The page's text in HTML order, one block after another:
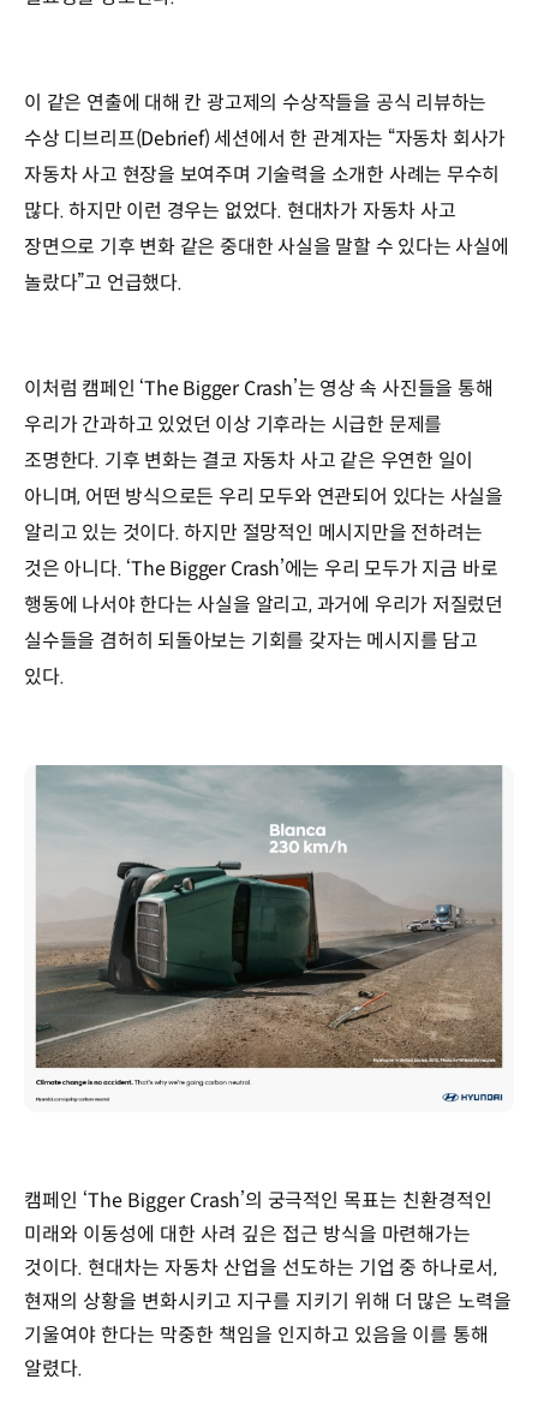
이 같은 연출에 대해 칸 광고제의 수상작들을 공식 리뷰하는
수상 디브리프(Debrief) 세션에서 한 관계자는 “자동차 회사가
자동차 사고 현장을 보여주며 기술력을 소개한 사례는 무수히
많다. 하지만 이런 경우는 없었다. 현대차가 자동차 사고
장면으로 기후 변화 같은 중대한 사실을 말할 수 있다는 사실에
놀랐다”고 언급했다.
이처럼 캠페인 ‘The Bigger Crash’는 영상 속 사진들을 통해
우리가 간과하고 있었던 이상 기후라는 시급한 문제를
조명한다. 기후 변화는 결코 자동차 사고 같은 우연한 일이
아니며, 어떤 방식으로든 우리 모두와 연관되어 있다는 사실을
알리고 있는 것이다. 하지만 절망적인 메시지만을 전하려는
것은 아니다. ‘The Bigger Crash’에는 우리 모두가 지금 바로
행동에 나서야 한다는 사실을 알리고, 과거에 우리가 저질렀던
실수들을 겸허히 되돌아보는 기회를 갖자는 메시지를 담고
있다.
캠페인 ‘The Bigger Crash’의 궁극적인 목표는 친환경적인
미래와 이동성에 대한 사려 깊은 접근 방식을 마련해가는
것이다. 현대차는 자동차 산업을 선도하는 기업 중 하나로서,
현재의 상황을 변화시키고 지구를 지키기 위해 더 많은 노력을
기울여야 한다는 막중한 책임을 인지하고 있음을 이를 통해
알렸다.